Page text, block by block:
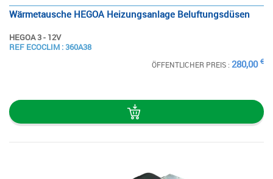
Wärmetausche HEGOA Heizungsanlage Beluftungsdüsen
HEGOA 3 - 12V
REF ECOCLIM : 360A38
ÖFFENTLICHER PREIS : 280,00 €